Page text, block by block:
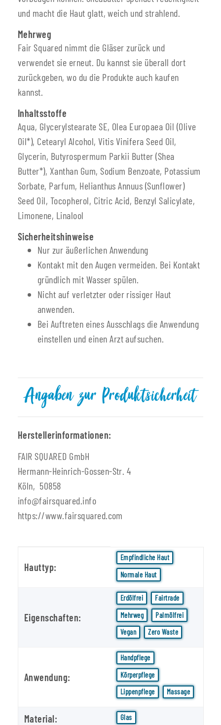
und macht die Haut glatt, weich und strahlend.
Mehrweg
Fair Squared nimmt die Gläser zurück und
verwendet sie erneut. Du kannst sie überall dort
zurückgeben, wo du die Produkte auch kaufen
kannst.
Inhaltsstoffe
Aqua, Glycerylstearate SE, Olea Europaea Oil (Olive
Oil*), Cetearyl Alcohol, Vitis Vinifera Seed Oil,
Glycerin, Butyrospermum Parkii Butter (Shea
Butter*), Xanthan Gum, Sodium Benzoate, Potassium
Sorbate, Parfum, Helianthus Annuus (Sunflower)
Seed Oil, Tocopherol, Citric Acid, Benzyl Salicylate,
Limonene, Linalool
Sicherheitshinweise
Nur zur äußerlichen Anwendung
Kontakt mit den Augen vermeiden. Bei Kontakt
gründlich mit Wasser spülen.
Nicht auf verletzter oder rissiger Haut
anwenden.
Bei Auftreten eines Ausschlags die Anwendung
einstellen und einen Arzt aufsuchen.
Angaben zur Produktsicherheit
Herstellerinformationen:
FAIR SQUARED GmbH
Hermann-Heinrich-Gossen-Str. 4
Köln, 50858
info@fairsquared.info
https://www.fairsquared.com
Hauttyp:
Empfindliche Haut
Normale Haut
Eigenschaften:
Erdölfrei
Fairtrade
Mehrweg
Palmölfrei
Vegan
Zero Waste
Anwendung:
Handpflege
Körperpflege
Lippenpflege
Massage
Material: Glas